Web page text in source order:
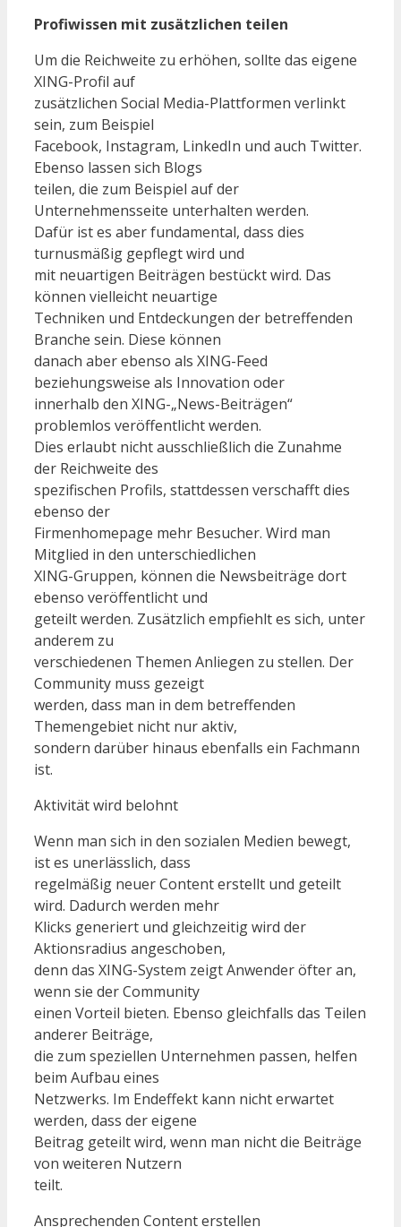
Profiwissen mit zusätzlichen teilen
Um die Reichweite zu erhöhen, sollte das eigene
XING-Profil auf
zusätzlichen Social Media-Plattformen verlinkt
sein, zum Beispiel
Facebook, Instagram, LinkedIn und auch Twitter.
Ebenso lassen sich Blogs
teilen, die zum Beispiel auf der
Unternehmensseite unterhalten werden.
Dafür ist es aber fundamental, dass dies
turnusmäßig gepflegt wird und
mit neuartigen Beiträgen bestückt wird. Das
können vielleicht neuartige
Techniken und Entdeckungen der betreffenden
Branche sein. Diese können
danach aber ebenso als XING-Feed
beziehungsweise als Innovation oder
innerhalb den XING-„News-Beiträgen“
problemlos veröffentlicht werden.
Dies erlaubt nicht ausschließlich die Zunahme
der Reichweite des
spezifischen Profils, stattdessen verschafft dies
ebenso der
Firmenhomepage mehr Besucher. Wird man
Mitglied in den unterschiedlichen
XING-Gruppen, können die Newsbeiträge dort
ebenso veröffentlicht und
geteilt werden. Zusätzlich empfiehlt es sich, unter
anderem zu
verschiedenen Themen Anliegen zu stellen. Der
Community muss gezeigt
werden, dass man in dem betreffenden
Themengebiet nicht nur aktiv,
sondern darüber hinaus ebenfalls ein Fachmann
ist.
Aktivität wird belohnt
Wenn man sich in den sozialen Medien bewegt,
ist es unerlässlich, dass
regelmäßig neuer Content erstellt und geteilt
wird. Dadurch werden mehr
Klicks generiert und gleichzeitig wird der
Aktionsradius angeschoben,
denn das XING-System zeigt Anwender öfter an,
wenn sie der Community
einen Vorteil bieten. Ebenso gleichfalls das Teilen
anderer Beiträge,
die zum speziellen Unternehmen passen, helfen
beim Aufbau eines
Netzwerks. Im Endeffekt kann nicht erwartet
werden, dass der eigene
Beitrag geteilt wird, wenn man nicht die Beiträge
von weiteren Nutzern
teilt.
Ansprechenden Content erstellen